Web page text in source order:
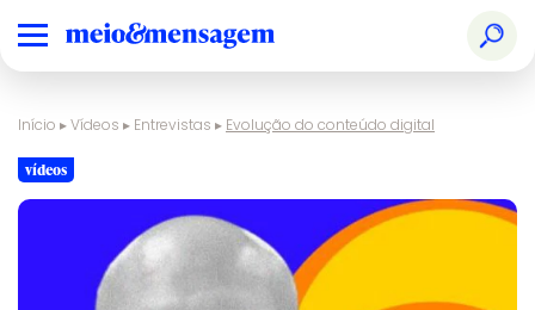
Início ▸Vídeos ▸ Entrevistas ▸ Evolução do conteúdo digital
vídeos